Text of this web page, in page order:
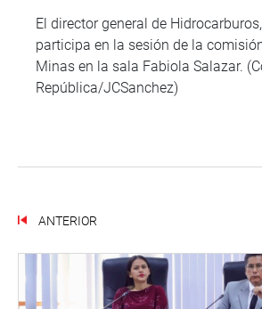
El director general de
participa en la sesión de la
Minas en la sala Fabiola Salazar.
República/JCSanchez)
ANTERIOR